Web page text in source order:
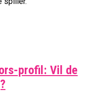
profil: Vil de